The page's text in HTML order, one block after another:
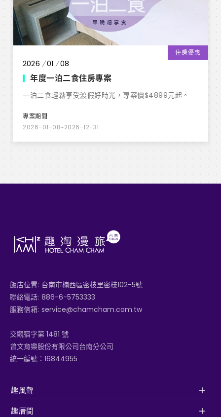
2026 01 08
住房優惠
年度一泊二食住房專案
一泊二食輕鬆享受渡假好時光，專案價$4899元起。
專案期間
2026-01-08~2026-12-31
趣風聲
趣厝間
飯店位置: 台南市楠西區密枝里密枝102-5號
聯絡電話: 886-6-5753333
服務信箱: service@chamcham.com.tw
交觀宿字第 1481 號
曾文育樂股份有限公司台南分公司
統一編號：16844955